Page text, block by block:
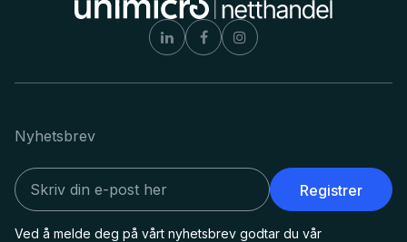
Nyhetsbrev
Registrer
Ved å melde deg på vårt nyhetsbrev godtar du vår